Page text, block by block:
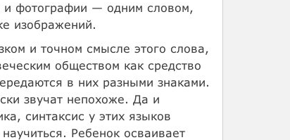
и фотографии — одним словом,
изображений.
и точном смысле этого слова,
обществом как средство
в них разными знаками.
звучат непохоже. Да и
синтаксис у этих языков
Ребенок осваивает